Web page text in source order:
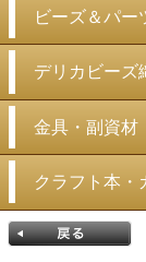
ビーズ＆パー
デリカビーズ
金具・副資材
クラフト本・